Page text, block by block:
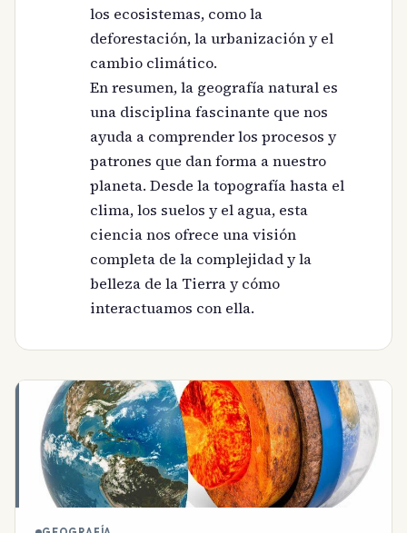
los ecosistemas, como la
deforestación, la urbanización y el
cambio climático.
En resumen, la geografía natural es
una disciplina fascinante que nos
ayuda a comprender los procesos y
patrones que dan forma a nuestro
planeta. Desde la topografía hasta el
clima, los suelos y el agua, esta
ciencia nos ofrece una visión
completa de la complejidad y la
belleza de la Tierra y cómo
interactuamos con ella.